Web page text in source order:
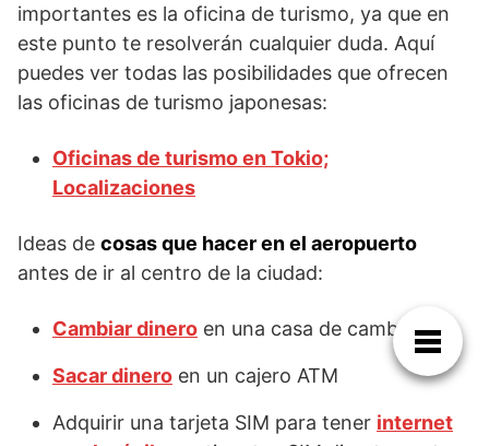
importantes es la oficina de turismo, ya que en
este punto te resolverán cualquier duda. Aquí
puedes ver todas las posibilidades que ofrecen
las oficinas de turismo japonesas:
Oficinas de turismo en Tokio;
Localizaciones
Ideas de cosas que hacer en el aeropuerto
antes de ir al centro de la ciudad:
Cambiar dinero en una casa de cambio
Sacar dinero en un cajero ATM
Adquirir una tarjeta SIM para tener internet